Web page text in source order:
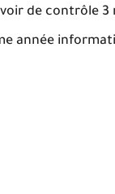
de contrôle
année